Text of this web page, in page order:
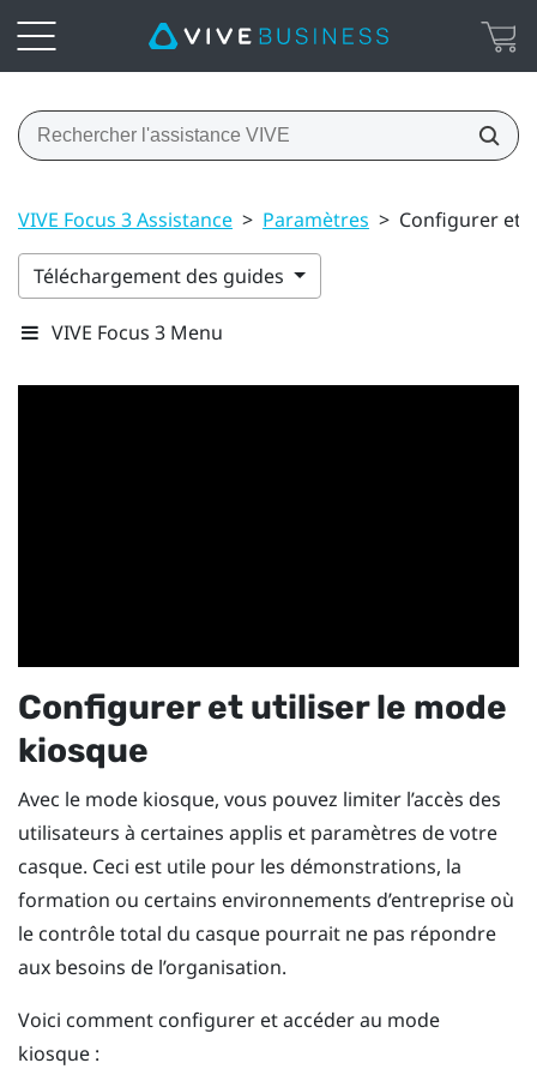
VIVE Focus 3 Assistance > Paramètres > Configurer et
Téléchargement des guides
VIVE Focus 3 Menu
Configurer et utiliser le mode
kiosque
Avec le mode kiosque, vous pouvez limiter l’accès des
utilisateurs à certaines applis et paramètres de votre
casque. Ceci est utile pour les démonstrations, la
formation ou certains environnements d’entreprise où
le contrôle total du casque pourrait ne pas répondre
aux besoins de l’organisation.
Voici comment configurer et accéder au mode
kiosque :